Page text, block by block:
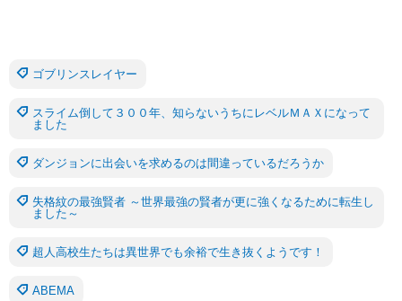
ゴブリンスレイヤー
スライム倒して３００年、知らないうちにレベルＭＡＸになって
ました
ダンジョンに出会いを求めるのは間違っているだろうか
失格紋の最強賢者 ～世界最強の賢者が更に強くなるために転生し
ました～
超人高校生たちは異世界でも余裕で生き抜くようです！
ABEMA